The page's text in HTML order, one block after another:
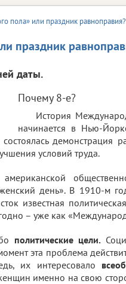
пола» или праздник равноправия?
праздник
даты.
Почему 8-е?
История
начинается в Нью-
демонстрация
условий труда.
день». В 1910-м
известная
– уже как
политические цели.
эта проблема
их интересовало
именно на свою